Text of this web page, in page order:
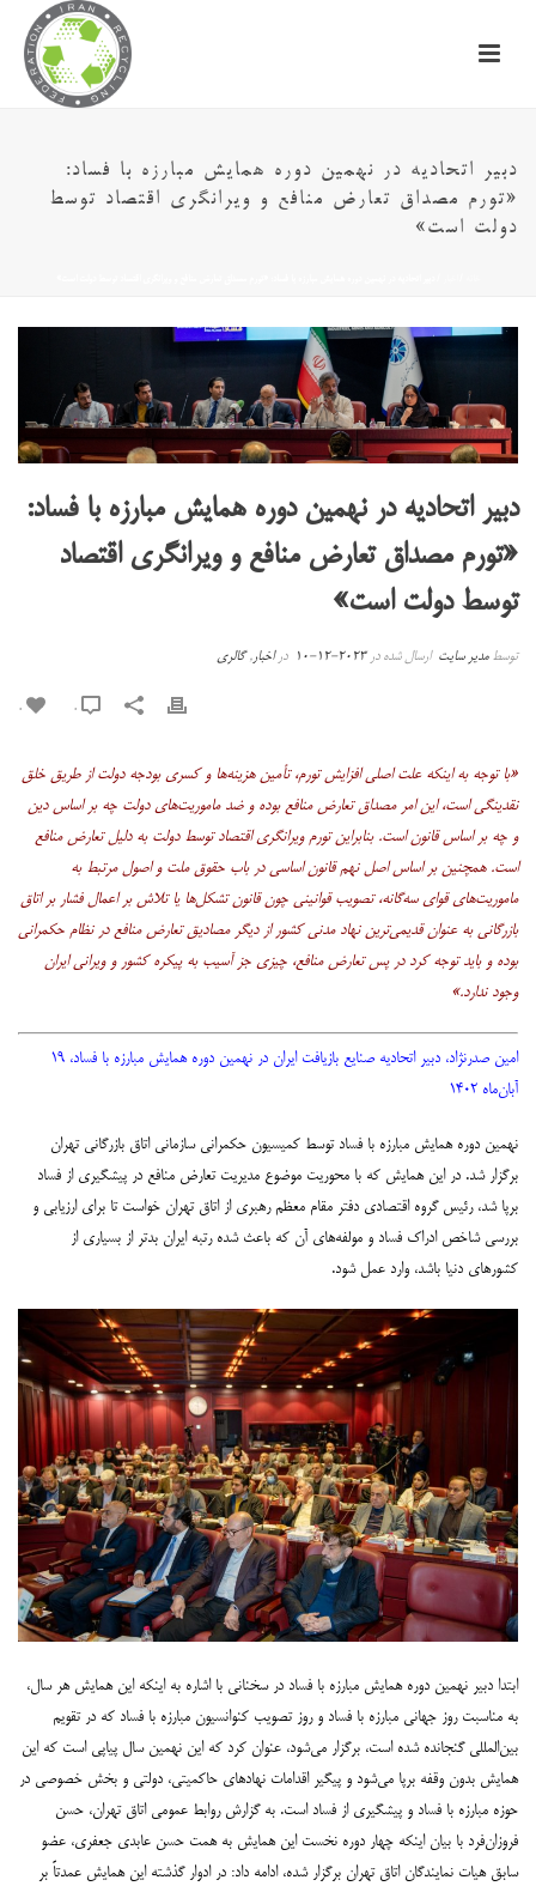
دبیر اتحادیه در نهمین دوره همایش مبارزه با فساد:
«تورم مصداق تعارض منافع و ویرانگری اقتصاد توسط
دولت‌ است»
دبیر اتحادیه در نهمین دوره همایش مبارزه با فساد:
«تورم مصداق تعارض منافع و ویرانگری اقتصاد
توسط دولت‌ است»
توسطمدیر سایت ارسال شده در2023-12-10 دراخبار,گالری
0
«با توجه به اینکه علت اصلی افزایش تورم، تأمین هزینه‌ها و کسری بودجه دولت از طریق خلق
نقدینگی است، این امر مصداق تعارض منافع بوده و ضد ماموریت‌های دولت چه بر اساس دین
و چه بر اساس قانون است. بنابراین تورم ویرانگری اقتصاد توسط دولت به دلیل تعارض منافع
است. همچنین بر اساس اصل نهم قانون اساسی در باب حقوق ملت و اصول مرتبط به
ماموریت‌های قوای سه‌گانه، تصویب قوانینی چون قانون تشکل‌ها یا تلاش بر اعمال فشار بر اتاق
بازرگانی به عنوان قدیمی‌ترین نهاد مدنی کشور از دیگر مصادیق تعارض منافع در نظام حکمرانی
بوده و باید توجه کرددر پس تعارض منافع، چیزی جز آسیب به پیکره کشور و ویرانی ایران
وجود ندارد.»
امین صدرنژاد، دبیر اتحادیه صنایع بازیافت ایران در نهمین دوره همایش مبارزه با فساد، ۱۹
آبان‌ماه ۱۴۰۲
نهمین دوره همایش مبارزه با فساد توسط کمیسیون حکمرانی سازمانی اتاق بازرگانی تهران
برگزار شد. در این همایش که با محوریت موضوع مدیریت تعارض منافع در پیشگیری از فساد
برپا شد، رئیس گروه اقتصادی دفتر مقام معظم رهبری از اتاق تهران خواست تا برای ارزیابی و
بررسی شاخص ادراک فساد و مولفه‌های آن که باعث شده رتبه ایران بدتر از بسیاری از
کشورهای دنیا باشد، وارد عمل شود.
ابتدا دبیر نهمین دوره همایش مبارزه با فساد در سخنانی با اشاره به اینکه این همایش هر سال،
به مناسبت روز جهانی مبارزه با فساد و روز تصویب کنوانسیون مبارزه با فساد که در تقویم
بین‌المللی گنجانده شده است، برگزار می‌شود، عنوان کرد که این نهمین سال پیاپی است که این
همایش بدون وقفه برپا می‌شود و پیگیر اقدامات نهادهای حاکمیتی، دولتی و بخش خصوصی در
حوزه مبارزه با فساد و پیشگیری از فساد است. به گزارش روابط عمومی اتاق تهران، حسن
فروزان‌فرد با بیان اینکه چهار دوره نخست این همایش به همت حسن عابدی جعفری، عضو
سابق هیات نمایندگان اتاق تهران برگزار شده، ادامه داد: در ادوار گذشته این همایش عمدتاً بر